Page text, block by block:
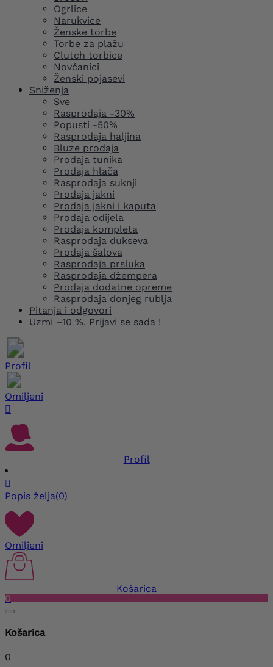
Ogrlice
Narukvice
Ženske torbe
Torbe za plažu
Clutch torbice
Novčanici
Ženski pojasevi
Sniženja
Sve
Rasprodaja -30%
Popusti -50%
Rasprodaja haljina
Bluze prodaja
Prodaja tunika
Prodaja hlača
Rasprodaja suknji
Prodaja jakni
Prodaja jakni i kaputa
Prodaja odijela
Prodaja kompleta
Rasprodaja dukseva
Prodaja šalova
Rasprodaja prsluka
Rasprodaja džempera
Prodaja dodatne opreme
Rasprodaja donjeg rublja
Pitanja i odgovori
Uzmi –10 %. Prijavi se sada !
Profil
Omiljeni

Profil

Popis želja(0)
Omiljeni
Košarica
0
Košarica
0